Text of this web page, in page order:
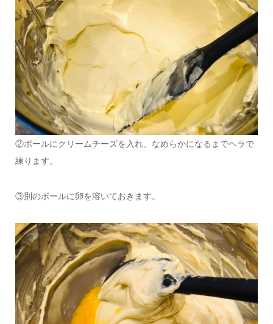
②ボールにクリームチーズを入れ、なめらかになるまでヘラで
練ります。
③別のボールに卵を溶いておきます。